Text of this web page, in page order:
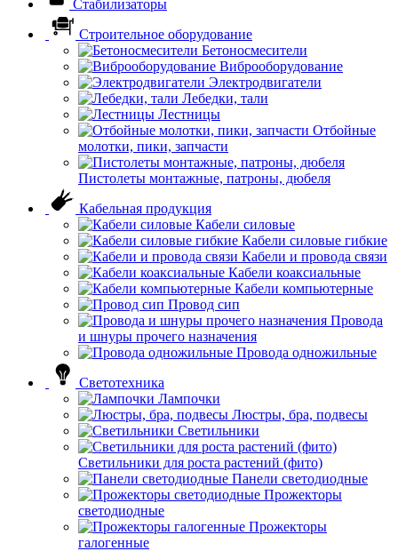
Стабилизаторы
Строительное оборудование
Бетоносмесители
Виброоборудование
Электродвигатели
Лебедки, тали
Лестницы
Отбойные
молотки, пики, запчасти
Пистолеты монтажные, патроны, дюбеля
Кабельная продукция
Кабели силовые
Кабели силовые гибкие
Кабели и провода связи
Кабели коаксиальные
Кабели компьютерные
Провод сип
Провода
и шнуры прочего назначения
Провода одножильные
Светотехника
Лампочки
Люстры, бра, подвесы
Светильники
Светильники для роста растений (фито)
Панели светодиодные
Прожекторы
светодиодные
Прожекторы
галогенные